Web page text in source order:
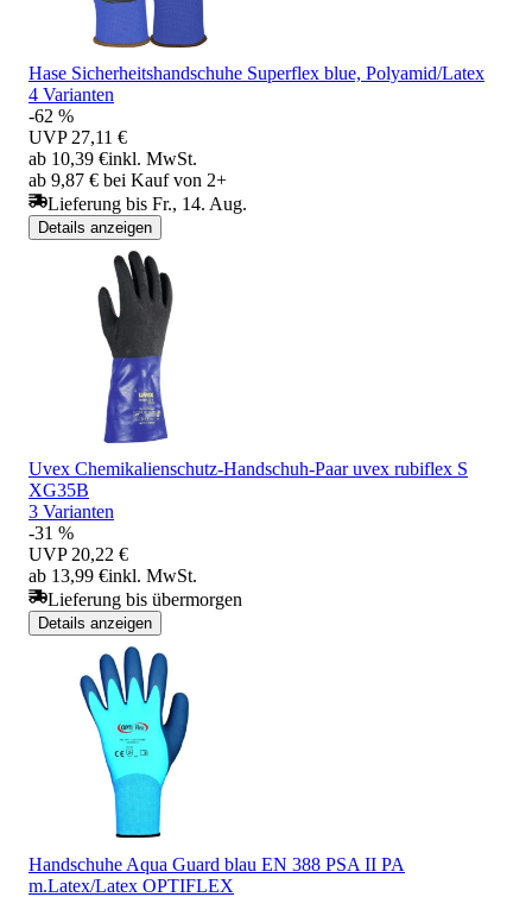
Hase Sicherheitshandschuhe Superflex blue, Polyamid/Latex
4 Varianten
-62 %
UVP 27,11 €
ab 10,39 €inkl. MwSt.
ab 9,87 € bei Kauf von 2+
Lieferung bis Fr., 14. Aug.
Details anzeigen
Uvex Chemikalienschutz-Handschuh-Paar uvex rubiflex S
XG35B
3 Varianten
-31 %
UVP 20,22 €
ab 13,99 €inkl. MwSt.
Lieferung bis übermorgen
Details anzeigen
Handschuhe Aqua Guard blau EN 388 PSA II PA
m.Latex/Latex OPTIFLEX